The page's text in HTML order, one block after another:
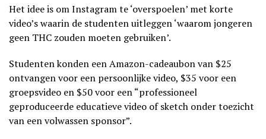
Het idee is om Instagram te ‘overspoelen’ met korte
video’s waarin de studenten uitleggen ‘waarom jongeren
geen THC zouden moeten gebruiken’.
Studenten konden een Amazon-cadeaubon van $25
ontvangen voor een persoonlijke video, $35 voor een
groepsvideo en $50 voor een “professioneel
geproduceerde educatieve video of sketch onder toezicht
van een volwassen sponsor”.